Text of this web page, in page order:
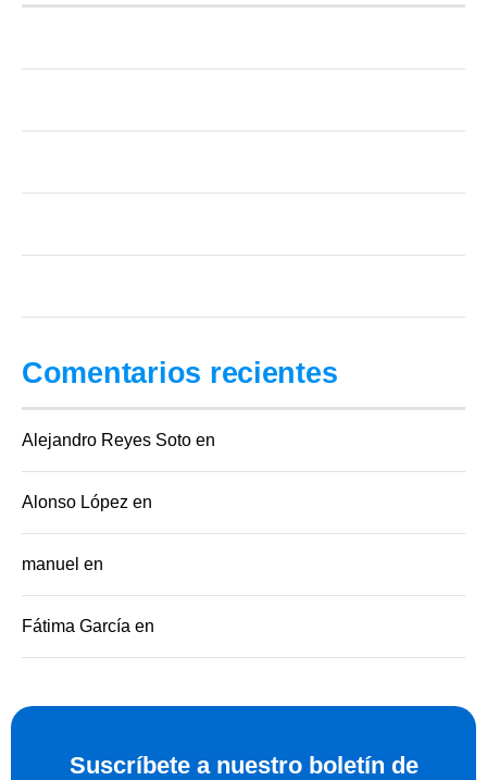
Comentarios recientes
Alejandro Reyes Soto en
Alonso López en
manuel en
Fátima García en
Suscríbete a nuestro boletín de